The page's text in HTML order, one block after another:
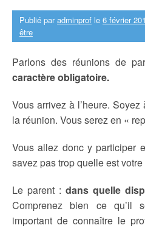
Publié paradminprof le 6 février
être
Parlons des réunions de
caractère obligatoire.
Vous arrivez à l’heure.
la réunion. Vous serez en «
Vous allez donc y participer
savez pas trop quelle est
Le parent : dans quelle
Comprenez bien ce qu’il
important de connaître le